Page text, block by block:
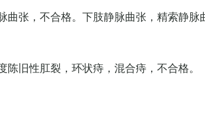
曲张，不合格。下肢静脉曲张，精索静脉
旧性肛裂，环状痔，混合痔，不合格。